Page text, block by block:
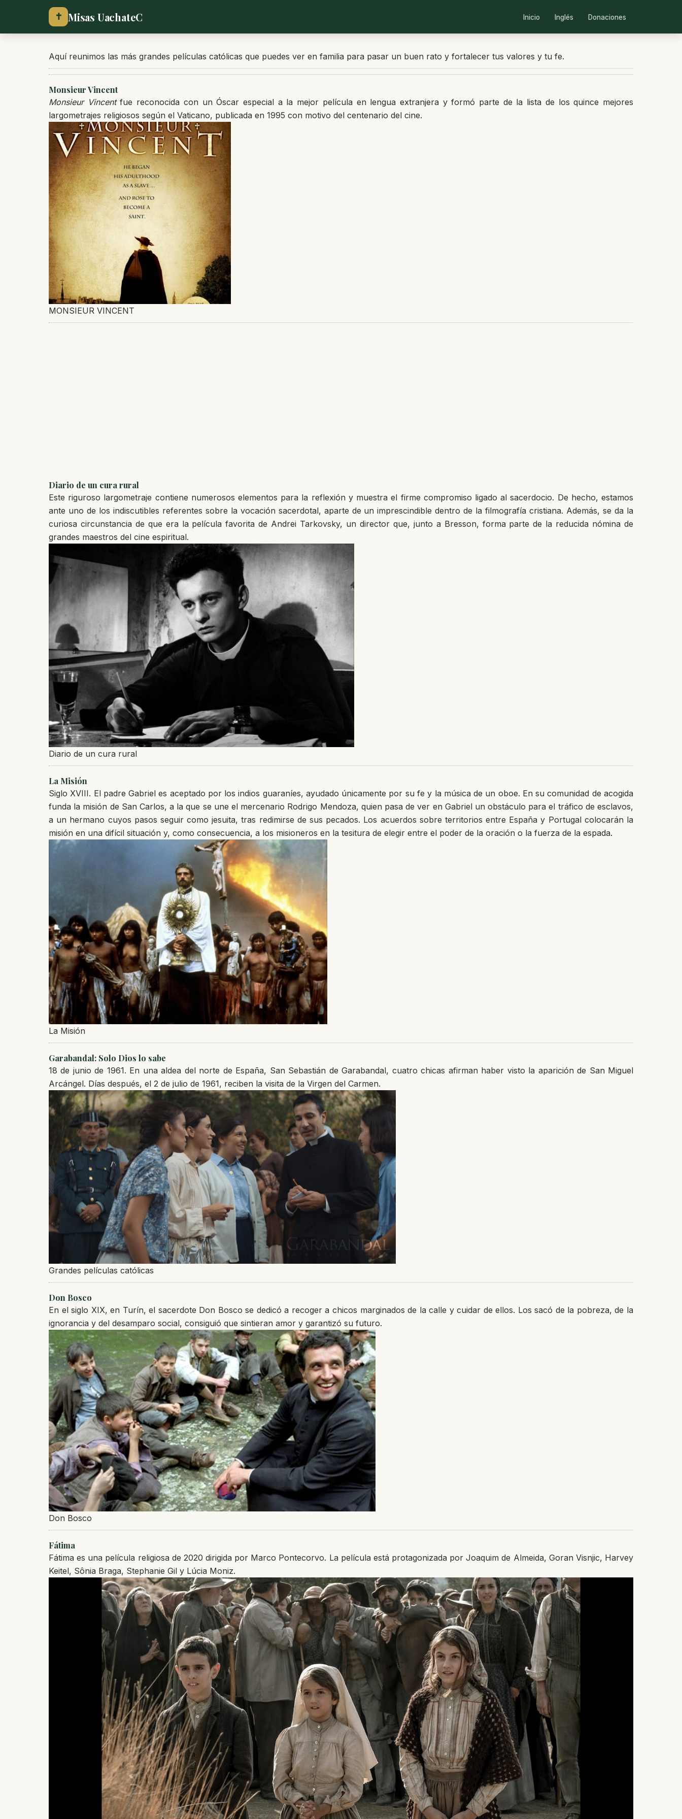
✝ Misas UachateC Inicio Inglés Donaciones
Aquí reunimos las más grandes películas católicas que puedes ver en familia para pasar un buen rato y fortalecer tus valores y tu fe.
Monsieur Vincent
Monsieur Vincentfue reconocida con un Óscar especial a la mejor película en lengua extranjera y formó parte de la lista de los quince mejores
largometrajes religiosos según el Vaticano, publicada en 1995 con motivo del centenario del cine.
MONSIEUR VINCENT
Diario de un cura rural
Este riguroso largometraje contiene numerosos elementos para la reflexión y muestra el firme compromiso ligado al sacerdocio. De hecho, estamos
ante uno de los indiscutibles referentes sobre la vocación sacerdotal, aparte de un imprescindible dentro de la filmografía cristiana. Además, se da la
curiosa circunstancia de que era la película favorita de Andrei Tarkovsky, un director que, junto a Bresson, forma parte de la reducida nómina de
grandes maestros del cine espiritual.
Diario de un cura rural
La Misión
Siglo XVIII. El padre Gabriel es aceptado por los indios guaraníes, ayudado únicamente por su fe y la música de un oboe. En su comunidad de acogida
funda la misión de San Carlos, a la que se une el mercenario Rodrigo Mendoza, quien pasa de ver en Gabriel un obstáculo para el tráfico de esclavos,
a un hermano cuyos pasos seguir como jesuita, tras redimirse de sus pecados. Los acuerdos sobre territorios entre España y Portugal colocarán la
misión en una difícil situación y, como consecuencia, a los misioneros en la tesitura de elegir entre el poder de la oración o la fuerza de la espada.
La Misión
Garabandal: Solo Dios lo sabe
18 de junio de 1961. En una aldea del norte de España, San Sebastián de Garabandal, cuatro chicas afirman haber visto la aparición de San Miguel
Arcángel. Días después, el 2 de julio de 1961, reciben la visita de la Virgen del Carmen.
Grandes películas católicas
Don Bosco
En el siglo XIX, en Turín, el sacerdote Don Bosco se dedicó a recoger a chicos marginados de la calle y cuidar de ellos. Los sacó de la pobreza, de la
ignorancia y del desamparo social, consiguió que sintieran amor y garantizó su futuro.
Don Bosco
Fátima
Fátima es una película religiosa de 2020 dirigida por Marco Pontecorvo. La película está protagonizada por Joaquim de Almeida, Goran Visnjic, Harvey
Keitel, Sônia Braga, Stephanie Gil y Lúcia Moniz.